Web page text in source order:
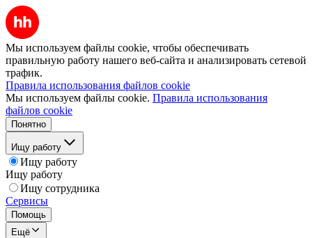
Мы используем файлы cookie, чтобы обеспечивать
правильную работу нашего веб-сайта и анализировать сетевой
трафик.
Правила использования файлов cookie
Мы используем файлы cookie. Правила использования
файлов cookie
Понятно
Ищу работу
Ищу работу
Ищу работу
Ищу сотрудника
Сервисы
Помощь
Ещё